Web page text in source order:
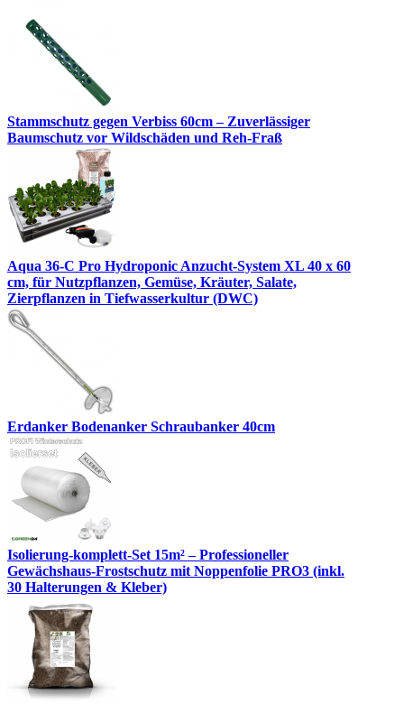
Stammschutz gegen Verbiss 60cm – Zuverlässiger
Baumschutz vor Wildschäden und Reh-Fraß
Aqua 36-C Pro Hydroponic Anzucht-System XL 40 x 60
cm, für Nutzpflanzen, Gemüse, Kräuter, Salate,
Zierpflanzen in Tiefwasserkultur (DWC)
Erdanker Bodenanker Schraubanker 40cm
Isolierung-komplett-Set 15m² – Professioneller
Gewächshaus-Frostschutz mit Noppenfolie PRO3 (inkl.
30 Halterungen & Kleber)